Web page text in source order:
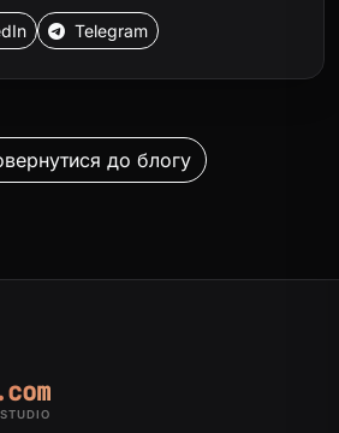
Telegram
до блогу